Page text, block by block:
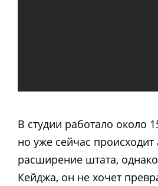
В студии работало около
но уже сейчас происходит
расширение штата,
Кейджа, он не хочет